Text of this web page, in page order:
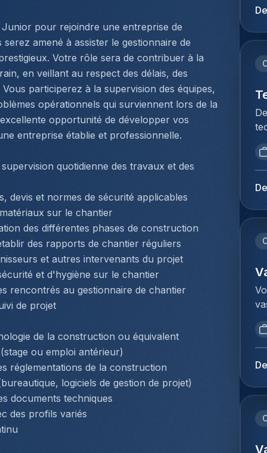
pour rejoindre une entreprise de
amené à assister le gestionnaire de
Votre rôle sera de contribuer à la
en veillant au respect des délais, des
participerez à la supervision des équipes,
opérationnels qui surviennent lors de la
opportunité de développer vos
entreprise établie et professionnelle.
quotidienne des travaux et des
devis et normes de sécurité applicables
sur le chantier
des différentes phases de construction
des rapports de chantier réguliers
et autres intervenants du projet
et d'hygiène sur le chantier
rencontrés au gestionnaire de chantier
de projet
de la construction ou équivalent
ou emploi antérieur)
réglementations de la construction
logiciels de gestion de projet)
documents techniques
des profils variés